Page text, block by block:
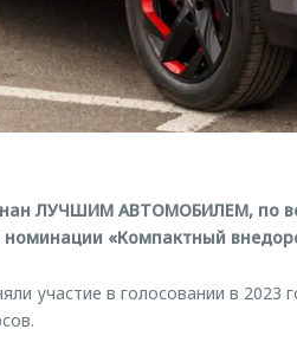
ЛУЧШИМ АВТОМОБИЛЕМ, по
номинации «Компактный
участие в голосовании в 2023